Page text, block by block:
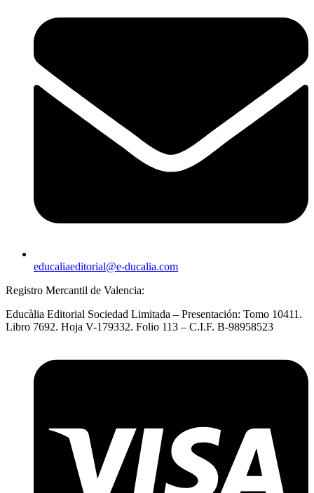
educaliaeditorial@e-ducalia.com
Registro Mercantil de Valencia:
Educàlia Editorial Sociedad Limitada – Presentación: Tomo 10411.
Libro 7692. Hoja V-179332. Folio 113 – C.I.F. B-98958523